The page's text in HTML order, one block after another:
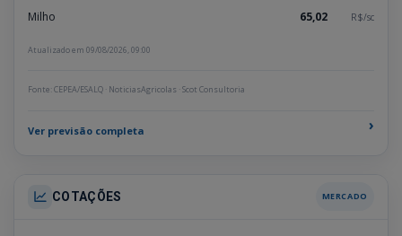
Milho 65,02 R$/sc
Atualizado em 09/08/2026, 09:00
Fonte: CEPEA/ESALQ · NoticiasAgricolas · Scot Consultoria
Ver previsão completa ›
COTAÇÕES MERCADO